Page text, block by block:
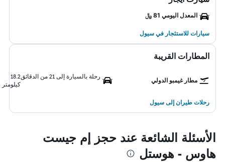
المعدل اليومي 81 ﷼
سيارات للاستئجار في سيول
المطارات القريبة
مطار غيمبو الدولي
رحلة بالسيارة إلى 21 من الدقائق
18.2
كيلومتر
رحلات طيران إلى سيول
الأسئلة الشائعة عند حجز إم جيست
هاوس - هوستل